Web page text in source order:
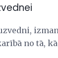
no tā,